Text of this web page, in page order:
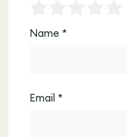
Name *
Email *